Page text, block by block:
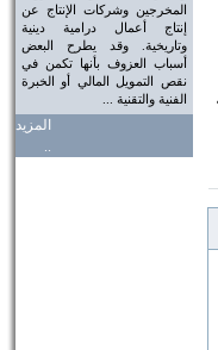
المخرجين وشركات الإنتاج عن
إنتاج أعمال درامية دينية
وتاريخية. وقد يطرح البعض
أسباب العزوف بأنها تكمن في
نقص التمويل المالي أو الخبرة
الفنية والتقنية ...
المزيد
..